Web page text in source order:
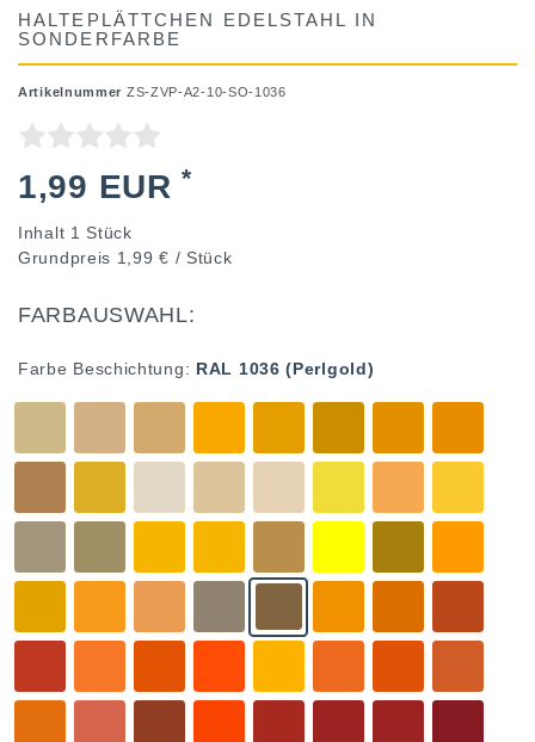
HALTEPLÄTTCHEN EDELSTAHL IN
SONDERFARBE
Artikelnummer ZS-ZVP-A2-10-SO-1036
1,99 EUR*
Inhalt 1 Stück
Grundpreis 1,99 € / Stück
FARBAUSWAHL:
Farbe Beschichtung: RAL 1036 (Perlgold)